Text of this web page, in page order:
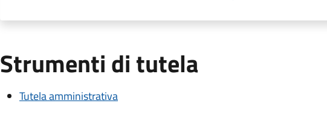
Strumenti di tutela
Tutela amministrativa